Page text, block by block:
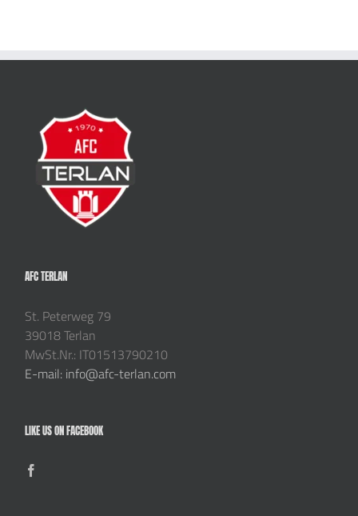
AFC TERLAN
St. Peterweg 79
39018 Terlan
MwSt.Nr.: IT01513790210
E-mail: info@afc-terlan.com
LIKE US ON FACEBOOK